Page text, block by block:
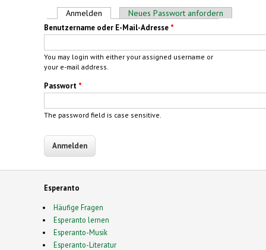
Haupt-Reiter
Anmelden (aktiver Reiter)
Neues Passwort anfordern
Benutzername oder E-Mail-Adresse *
You may login with either your assigned username or
your e-mail address.
Passwort *
The password field is case sensitive.
Esperanto
Häufige Fragen
Esperanto lernen
Esperanto-Musik
Esperanto-Literatur